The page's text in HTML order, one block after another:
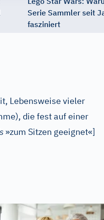
Serie Sammler seit
fasziniert
Lebensweise vieler
die fest auf einer
»zum Sitzen geeignet«]